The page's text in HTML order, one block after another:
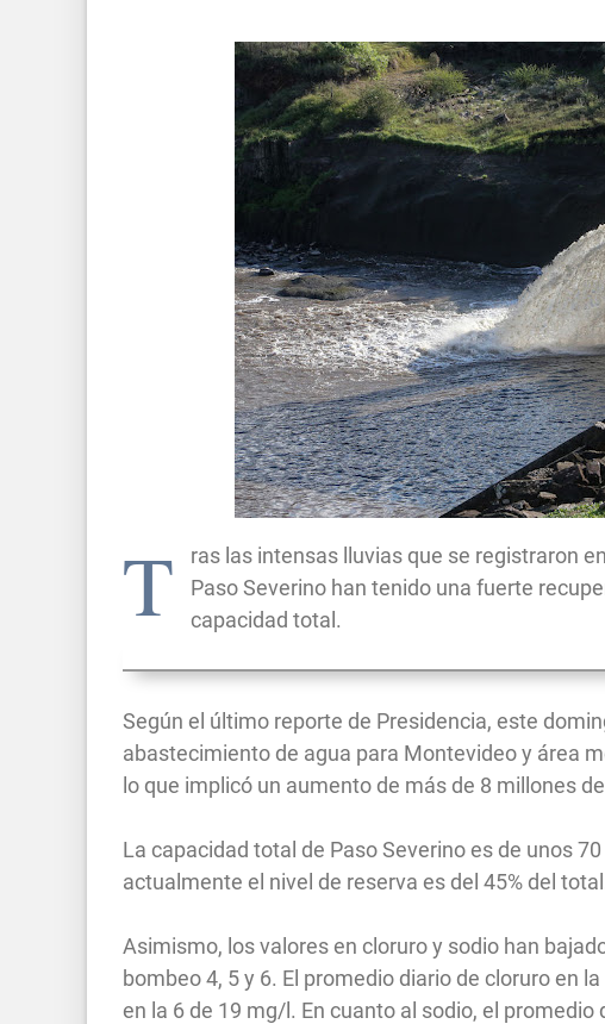
T
ras las intensas lluvias que se registraron
Paso Severino han tenido una fuerte
capacidad total.
Según el último reporte de Presidencia, este
abastecimiento de agua para Montevideo y área
lo que implicó un aumento de más de 8 millones
La capacidad total de Paso Severino es de unos
actualmente el nivel de reserva es del 45% del
Asimismo, los valores en cloruro y sodio han
bombeo 4, 5 y 6. El promedio diario de cloruro en
en la 6 de 19 mg/l. En cuanto al sodio, el